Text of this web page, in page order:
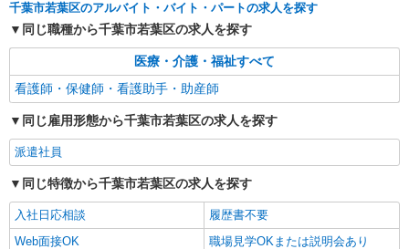
派遣社員
株式会社トラストグロース 新宿本社 第1営業部
特別養護老人ホームでの看護師
時給：2100円〜2200円 ※経験などにより異
なる
千葉県千葉市若葉区
派遣社員
株式会社kotrio /●CB-H-1983164
千城台駅｜看護師さんのサポートスタッフ募集
千葉市若葉区のアルバイト・バイト・パートの求人を探す
同じ職種から千葉市若葉区の求人を探す
医療・介護・福祉すべて
看護師・保健師・看護助手・助産師
同じ雇用形態から千葉市若葉区の求人を探す
派遣社員
同じ特徴から千葉市若葉区の求人を探す
入社日応相談
履歴書不要
Web面接OK
職場見学OKまたは説明会あり